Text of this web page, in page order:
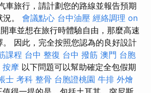
車旅行，請計劃您的路線並報告預期
。 會議點心 台中油壓 經絡調理 on
車並想在旅行時體驗自由，那麼高速
因此，完全按照您認為的良好設計
課程 台中 整復 台中 撥筋 澳門 台胞
按摩 以下問題可以幫助確定全包假期
士 考科 整骨 台胞證桃園 牛排 外燴